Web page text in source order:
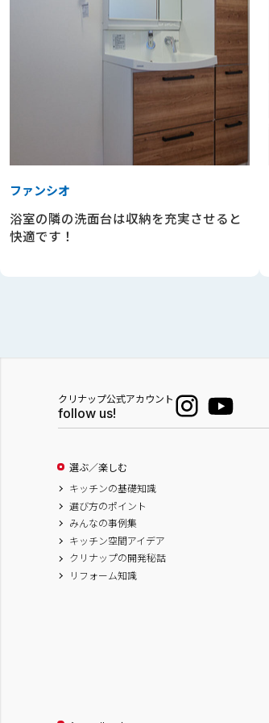
ファンシオ
浴室の隣の洗面台は収納を充実させると
快適です！
クリナップ公式アカウント
follow us!
選ぶ／楽しむ
キッチンの基礎知識
選び方のポイント
みんなの事例集
キッチン空間アイデア
クリナップの開発秘話
リフォーム知識